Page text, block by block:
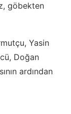
göbekten
Yasin
Doğan
ardından